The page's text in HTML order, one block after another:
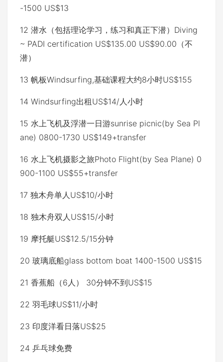
-1500 US$13
12 潜水（包括理论学习，练习和真正下潜）Diving
~ PADI certification US$135.00 US$90.00（不
潜）
13 帆板Windsurfing,基础课程大约8小时US$155
14 Windsurfing出租US$14/人小时
15 水上飞机及浮潜一日游sunrise picnic(by Sea Pl
ane) 0800-1730 US$149+transfer
16 水上飞机摄影之旅Photo Flight(by Sea Plane) 0
900-1100 US$55+transfer
17 独木舟单人US$10/小时
18 独木舟双人US$15/小时
19 摩托艇US$12.5/15分钟
20 玻璃底船glass bottom boat 1400-1500 US$15
21 香蕉船（6人） 30分钟不到US$15
22 羽毛球US$11/小时
23 印度洋看日落US$25
24 乒乓球免费